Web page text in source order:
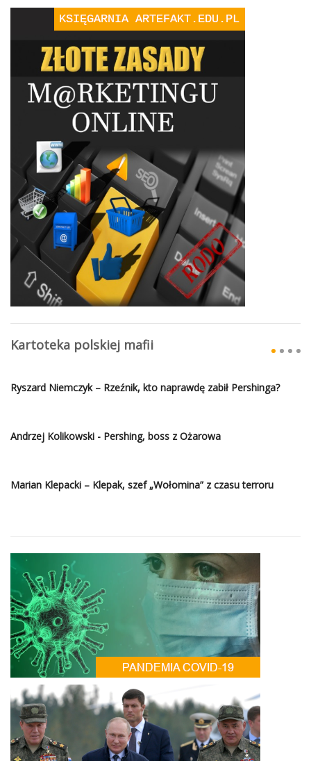
Kartoteka polskiej mafii
Ryszard Niemczyk – Rzeźnik, kto naprawdę zabił Pershinga?
Andrzej Kolikowski - Pershing, boss z Ożarowa
Marian Klepacki – Klepak, szef „Wołomina” z czasu terroru